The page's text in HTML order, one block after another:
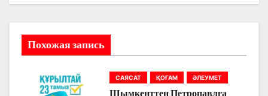
яПохожая запись
САЯСАТ ҚОҒАМ ӘЛЕУМЕТ
Шымкенттен Петропавлға